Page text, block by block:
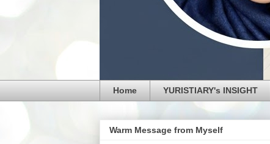
Home YURISTIARY's INSIGHT
Warm Message from Myself